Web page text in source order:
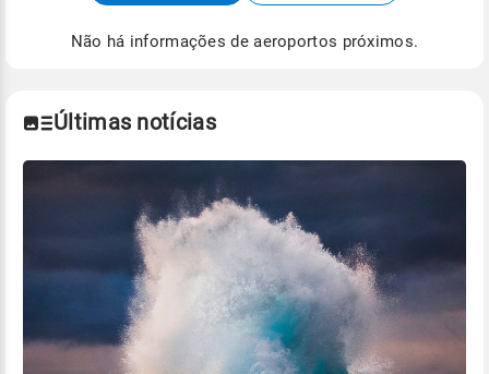
de Tempo e Estudos Climáticos (CPTEC).
Para obter mais informações sobre os dados
Não há informações de aeroportos próximos.
Últimas notícias